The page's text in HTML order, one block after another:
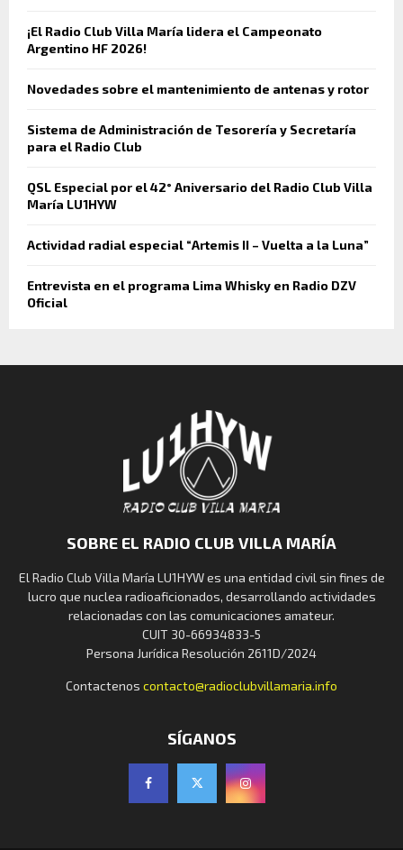
¡El Radio Club Villa María lidera el Campeonato
Argentino HF 2026!
Novedades sobre el mantenimiento de antenas y rotor
Sistema de Administración de Tesorería y Secretaría
para el Radio Club
QSL Especial por el 42° Aniversario del Radio Club Villa
María LU1HYW
Actividad radial especial “Artemis II – Vuelta a la Luna”
Entrevista en el programa Lima Whisky en Radio DZV
Oficial
SOBRE EL RADIO CLUB VILLA MARÍA
El Radio Club Villa María LU1HYW es una entidad civil sin fines de
lucro que nuclea radioaficionados, desarrollando actividades
relacionadas con las comunicaciones amateur.
CUIT 30-66934833-5
Persona Jurídica Resolución 2611D/2024
Contactenos contacto@radioclubvillamaria.info
SÍGANOS